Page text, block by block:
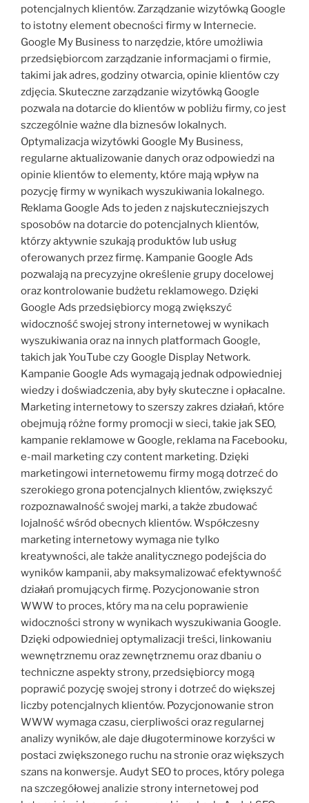
potencjalnych klientów. Zarządzanie wizytówką Google
to istotny element obecności firmy w Internecie.
Google My Business to narzędzie, które umożliwia
przedsiębiorcom zarządzanie informacjami o firmie,
takimi jak adres, godziny otwarcia, opinie klientów czy
zdjęcia. Skuteczne zarządzanie wizytówką Google
pozwala na dotarcie do klientów w pobliżu firmy, co jest
szczególnie ważne dla biznesów lokalnych.
Optymalizacja wizytówki Google My Business,
regularne aktualizowanie danych oraz odpowiedzi na
opinie klientów to elementy, które mają wpływ na
pozycję firmy w wynikach wyszukiwania lokalnego.
Reklama Google Ads to jeden z najskuteczniejszych
sposobów na dotarcie do potencjalnych klientów,
którzy aktywnie szukają produktów lub usług
oferowanych przez firmę. Kampanie Google Ads
pozwalają na precyzyjne określenie grupy docelowej
oraz kontrolowanie budżetu reklamowego. Dzięki
Google Ads przedsiębiorcy mogą zwiększyć
widoczność swojej strony internetowej w wynikach
wyszukiwania oraz na innych platformach Google,
takich jak YouTube czy Google Display Network.
Kampanie Google Ads wymagają jednak odpowiedniej
wiedzy i doświadczenia, aby były skuteczne i opłacalne.
Marketing internetowy to szerszy zakres działań, które
obejmują różne formy promocji w sieci, takie jak SEO,
kampanie reklamowe w Google, reklama na Facebooku,
e-mail marketing czy content marketing. Dzięki
marketingowi internetowemu firmy mogą dotrzeć do
szerokiego grona potencjalnych klientów, zwiększyć
rozpoznawalność swojej marki, a także zbudować
lojalność wśród obecnych klientów. Współczesny
marketing internetowy wymaga nie tylko
kreatywności, ale także analitycznego podejścia do
wyników kampanii, aby maksymalizować efektywność
działań promujących firmę. Pozycjonowanie stron
WWW to proces, który ma na celu poprawienie
widoczności strony w wynikach wyszukiwania Google.
Dzięki odpowiedniej optymalizacji treści, linkowaniu
wewnętrznemu oraz zewnętrznemu oraz dbaniu o
techniczne aspekty strony, przedsiębiorcy mogą
poprawić pozycję swojej strony i dotrzeć do większej
liczby potencjalnych klientów. Pozycjonowanie stron
WWW wymaga czasu, cierpliwości oraz regularnej
analizy wyników, ale daje długoterminowe korzyści w
postaci zwiększonego ruchu na stronie oraz większych
szans na konwersje. Audyt SEO to proces, który polega
na szczegółowej analizie strony internetowej pod